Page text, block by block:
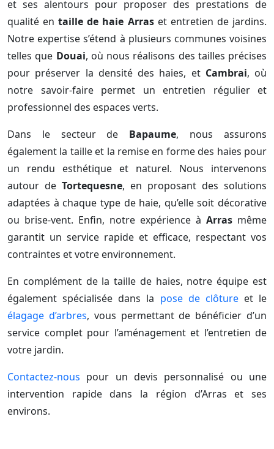
et ses alentours pour proposer des prestations de
qualité entaille de haie Arraset entretien de jardins.
Notre expertise s’étend à plusieurs communes voisines
telles que Douai, où nous réalisons des tailles précises
pour préserver la densité des haies, et Cambrai, où
notre savoir-faire permet un entretien régulier et
professionnel des espaces verts.
Dans le secteur de Bapaume, nous assurons
également la taille et la remise en forme des haies pour
un rendu esthétique et naturel. Nous intervenons
autour de Tortequesne, en proposant des solutions
adaptées à chaque type de haie, qu’elle soit décorative
ou brise-vent. Enfin, notre expérience à Arras même
garantit un service rapide et efficace, respectant vos
contraintes et votre environnement.
En complément de la taille de haies, notre équipe est
également spécialisée dans la pose de clôtureet le
élagage d’arbres, vous permettant de bénéficier d’un
service complet pour l’aménagement et l’entretien de
votre jardin.
Contactez-nous pour un devis personnalisé ou une
intervention rapide dans la région d’Arras et ses
environs.